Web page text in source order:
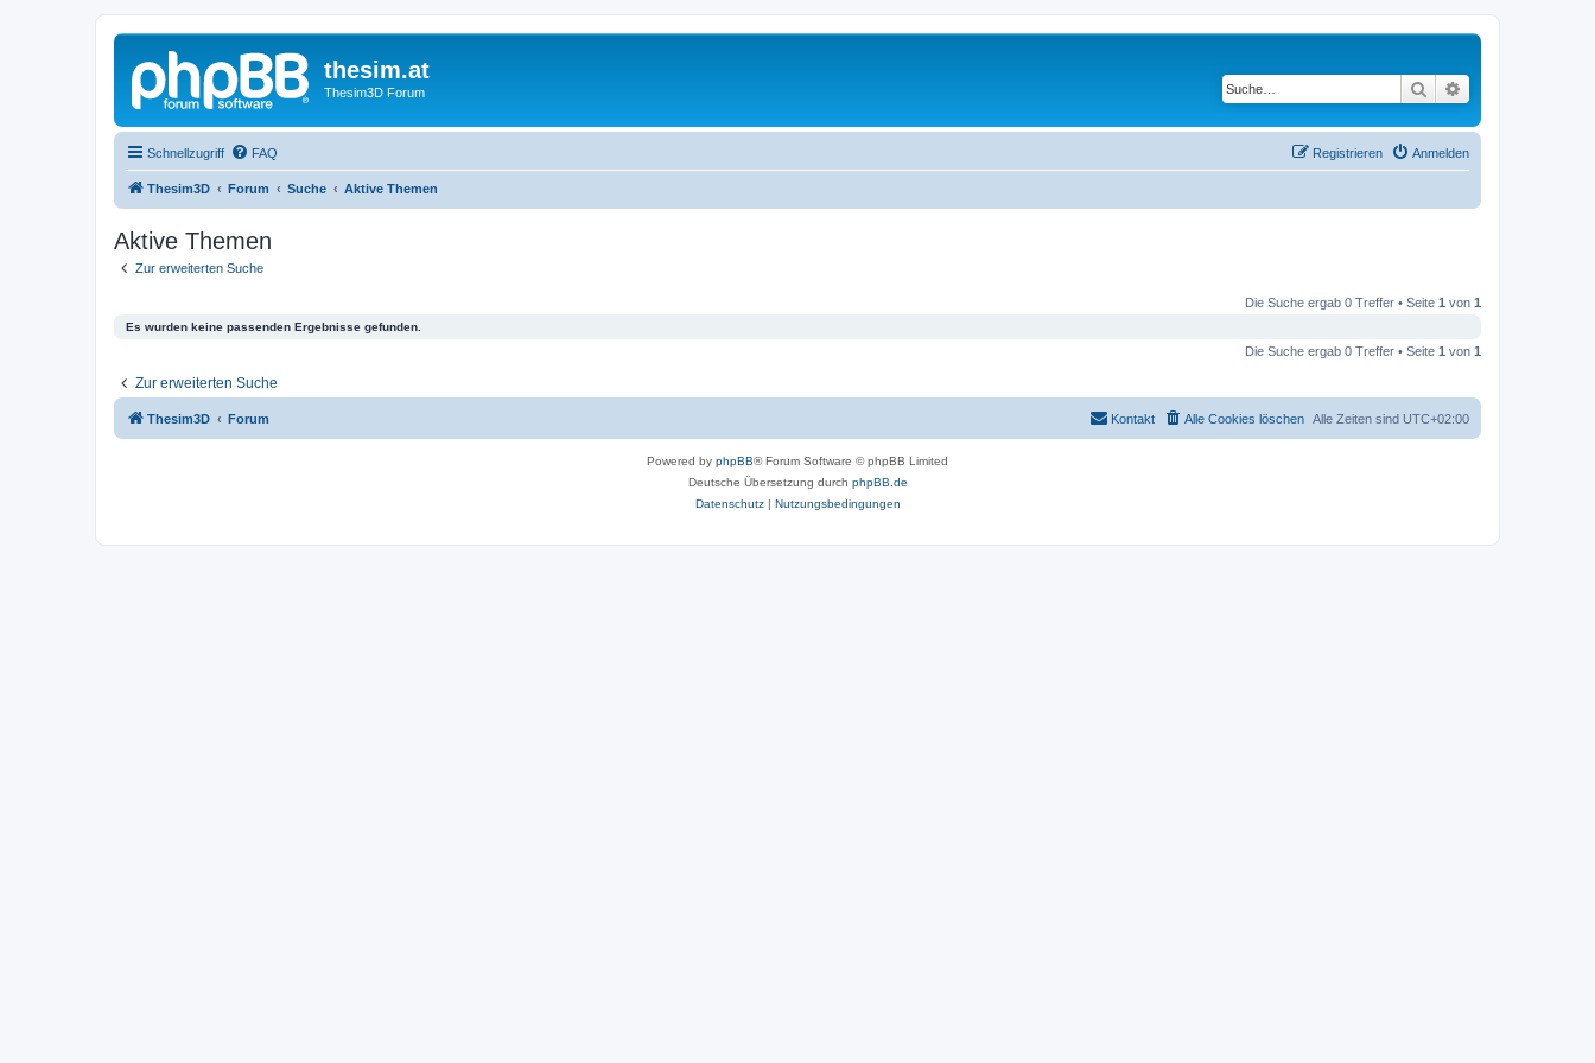
thesim.at
Thesim3D Forum Suche
Schnellzugriff FAQ Anmelden
Registrieren
Thesim3D Forum Suche Aktive Themen
Aktive Themen
Zur erweiterten Suche
Die Suche ergab 0 Treffer • Seite 1 von 1
Es wurden keine passenden Ergebnisse gefunden.
Die Suche ergab 0 Treffer • Seite 1 von 1
Zur erweiterten Suche
Thesim3D Forum Alle Zeiten sind UTC+02:00
Alle Cookies löschen
Kontakt
Powered by phpBB® Forum Software © phpBB Limited
Deutsche Übersetzung durch phpBB.de
Datenschutz| Nutzungsbedingungen